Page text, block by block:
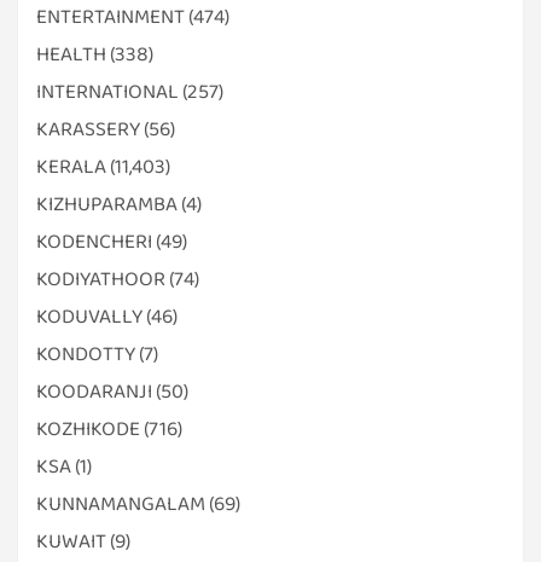
ENTERTAINMENT(474)
HEALTH (338)
INTERNATIONAL (257)
KARASSERY(56)
KERALA(11,403)
KIZHUPARAMBA(4)
KODENCHERI (49)
KODIYATHOOR (74)
KODUVALLY(46)
KONDOTTY(7)
KOODARANJI (50)
KOZHIKODE (716)
KSA(1)
KUNNAMANGALAM (69)
KUWAIT(9)